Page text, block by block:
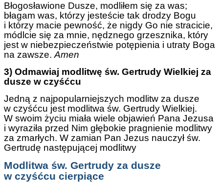
Błogosławione Dusze, modliłem się za was;
błagam was, którzy jesteście tak drodzy Bogu
i którzy macie pewność, że nigdy Go nie stracicie,
módlcie się za mnie, nędznego grzesznika, który
jest w niebezpieczeństwie potępienia i utraty Boga
na zawsze.Amen
3) Odmawiaj modlitwę św. Gertrudy Wielkiej za
dusze w czyśćcu
Jedną z najpopularniejszych modlitw za dusze
w czyśćcu jest modlitwa św. Gertrudy Wielkiej.
W swoim życiu miała wiele objawień Pana Jezusa
i wyraziła przed Nim głębokie pragnienie modlitwy
za zmarłych. W zamian Pan Jezus nauczył św.
Gertrudę następującej modlitwy
Modlitwa św. Gertrudy za dusze
w czyśćcu cierpiące